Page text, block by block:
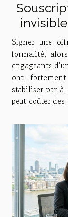
Signer une
formalité,
engageants
ont
stabiliser par
peut coûter des